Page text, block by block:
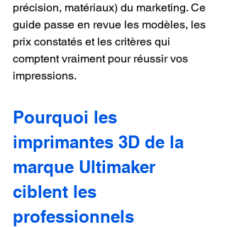
précision, matériaux) du marketing. Ce
guide passe en revue les modèles, les
prix constatés et les critères qui
comptent vraiment pour réussir vos
impressions.
Pourquoi les
imprimantes 3D de la
marque Ultimaker
ciblent les
professionnels